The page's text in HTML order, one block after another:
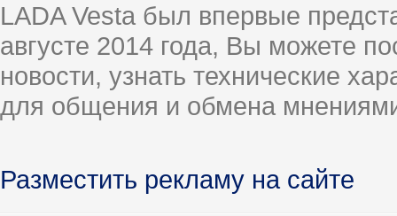
LADA Vesta был впервые
августе 2014 года, Вы можете
новости, узнать технические
для общения и обмена
Разместить рекламу на сайте